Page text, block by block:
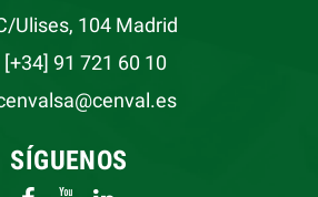
Ulises, 104 Madrid
[+34] 91 721 60 10
SÍGUENOS